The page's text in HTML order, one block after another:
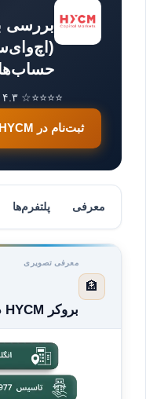
حساب‌ها
⭐⭐⭐⭐☆ ۴.۳ از ۵
ثبت‌نام در HYCM
معرفی پلتفرم‌ها
🏦
معرفی تصویری
بروکر HYCM در یک نگاه